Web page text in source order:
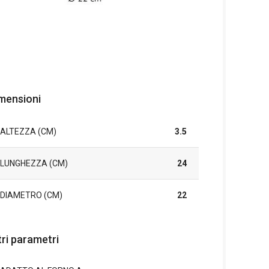
ALTEZZA (CM) 3.5
LUNGHEZZA (CM) 24
DIAMETRO (CM) 22
parametri